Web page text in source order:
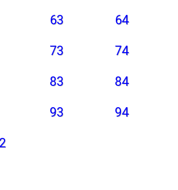
63 64
73 74
83 84
93 94